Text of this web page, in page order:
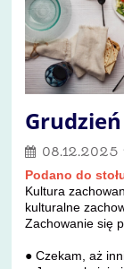
Grudzień
08.12.2025
Podano do
Kultura
kulturalne
Zachowanie się
● Czekam, aż